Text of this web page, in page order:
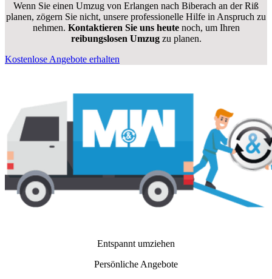
Wenn Sie einen Umzug von Erlangen nach Biberach an der Riß
planen, zögern Sie nicht, unsere professionelle Hilfe in Anspruch zu
nehmen. Kontaktieren Sie uns heutenoch, um Ihren
reibungslosen Umzugzu planen.
Kostenlose Angebote erhalten
Entspannt umziehen
Persönliche Angebote